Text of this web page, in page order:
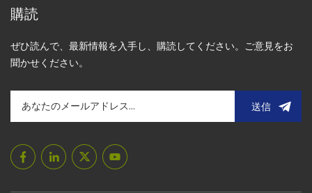
バッテリ駆動の機器など、厳しい電力消費要件を伴うアプリ
耐久性:パッシブモノクロ LCD はカラー LCD に比べて駆動回
路が単純であるため、故障率が低くなります。 数十年にわた
合、特定のアプリケーション シナリオに合わせて最適化され
ており、高温または低温、湿度、振動などの過酷な環境でも
高い耐久性と安定性が必要なアプリケーションにおいて信頼
性が高くなります。 モノクロ LCD カスタマイズの台頭 市場
購読
ぜひ読んで、最新情報を入手し、購読してください。ご意見をお
聞かせください。
送信